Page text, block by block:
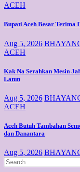
ACEH
Bupati Aceh Besar Terima
Aug 5, 2026
ACEH
Kak Na Serahkan Mesin
Latun
Aug 5, 2026
ACEH
Aceh Butuh Tambahan
dan Danantara
Aug 5, 2026